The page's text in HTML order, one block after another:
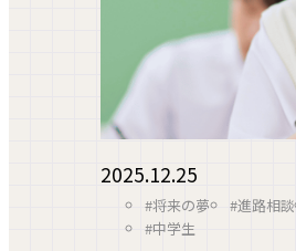
2025.12.25
#将来の夢 #進路相談
#中学生